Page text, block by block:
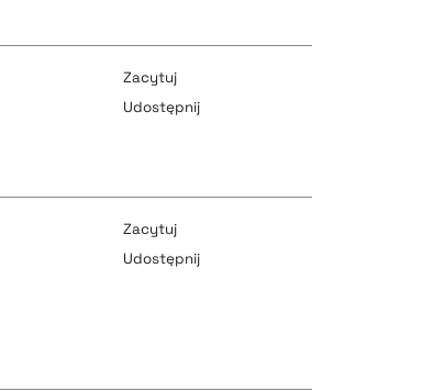
Zacytuj
Udostępnij
Zacytuj
Udostępnij